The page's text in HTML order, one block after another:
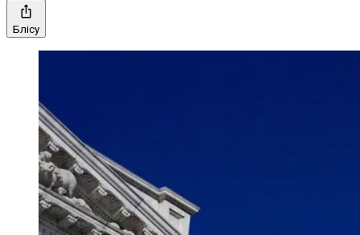
Бөлісу